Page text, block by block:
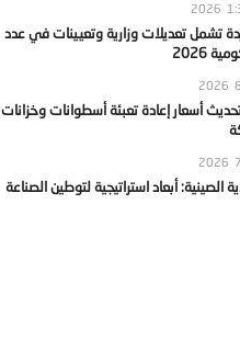
تشمل تعديلات وزارية وتعيينات في عدد
2026
أسعار إعادة تعبئة أسطوانات وخزانات
الصينية: أبعاد استراتيجية لتوطين الصناعة